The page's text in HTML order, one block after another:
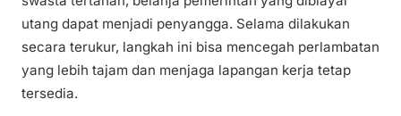
utang dapat menjadi penyangga. Selama dilakukan
secara terukur, langkah ini bisa mencegah perlambatan
yang lebih tajam dan menjaga lapangan kerja tetap
tersedia.